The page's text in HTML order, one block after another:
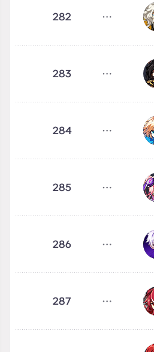
282
283
284
285
286
287